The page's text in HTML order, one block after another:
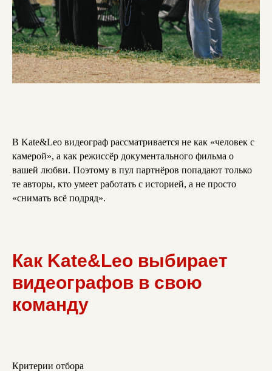
В Kate&Leo видеограф рассматривается не как «человек с
камерой», а как режиссёр документального фильма о
вашей любви. Поэтому в пул партнёров попадают только
те авторы, кто умеет работать с историей, а не просто
«снимать всё подряд».
Как Kate&Leo выбирает
видеографов в свою
команду
Критерии отбора